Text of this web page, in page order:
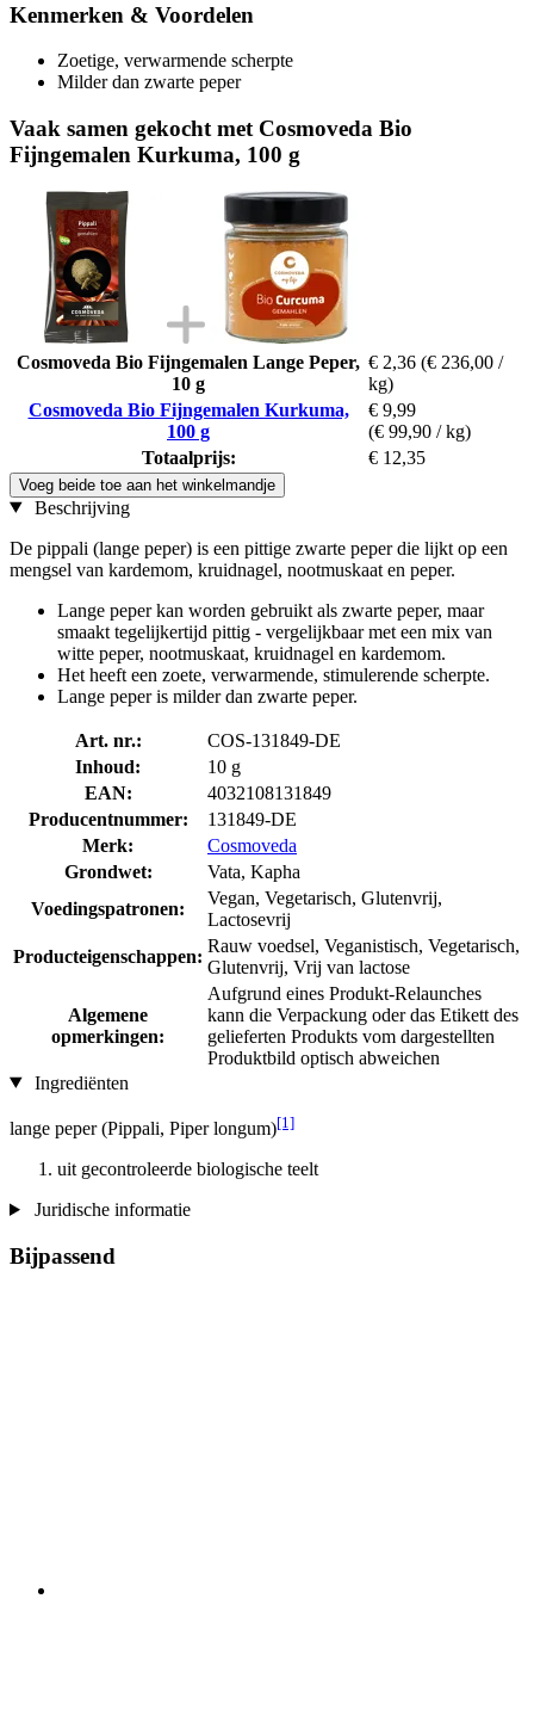
Kenmerken & Voordelen
Zoetige, verwarmende scherpte
Milder dan zwarte peper
Vaak samen gekocht met Cosmoveda Bio
Fijngemalen Kurkuma, 100 g
Cosmoveda Bio Fijngemalen Lange Peper,
10 g
€ 2,36 (€ 236,00 /
kg)
Cosmoveda Bio Fijngemalen Kurkuma,
100 g
€ 9,99
(€ 99,90 / kg)
Totaalprijs:
€ 12,35
Voeg beide toe aan het winkelmandje
Beschrijving
De pippali (lange peper) is een pittige zwarte peper die lijkt op een
mengsel van kardemom, kruidnagel, nootmuskaat en peper.
Lange peper kan worden gebruikt als zwarte peper, maar
smaakt tegelijkertijd pittig - vergelijkbaar met een mix van
witte peper, nootmuskaat, kruidnagel en kardemom.
Het heeft een zoete, verwarmende, stimulerende scherpte.
Lange peper is milder dan zwarte peper.
Art. nr.:
COS-131849-DE
Inhoud:
10 g
EAN:
4032108131849
Producentnummer:
131849-DE
Merk:
Cosmoveda
Grondwet:
Vata, Kapha
Voedingspatronen:
Vegan, Vegetarisch, Glutenvrij,
Lactosevrij
Producteigenschappen:
Rauw voedsel, Veganistisch, Vegetarisch,
Glutenvrij, Vrij van lactose
Algemene
opmerkingen:
Aufgrund eines Produkt-Relaunches
kann die Verpackung oder das Etikett des
gelieferten Produkts vom dargestellten
Produktbild optisch abweichen
Ingrediënten
lange peper (Pippali, Piper longum)[1]
uit gecontroleerde biologische teelt
Juridische informatie
Bijpassend